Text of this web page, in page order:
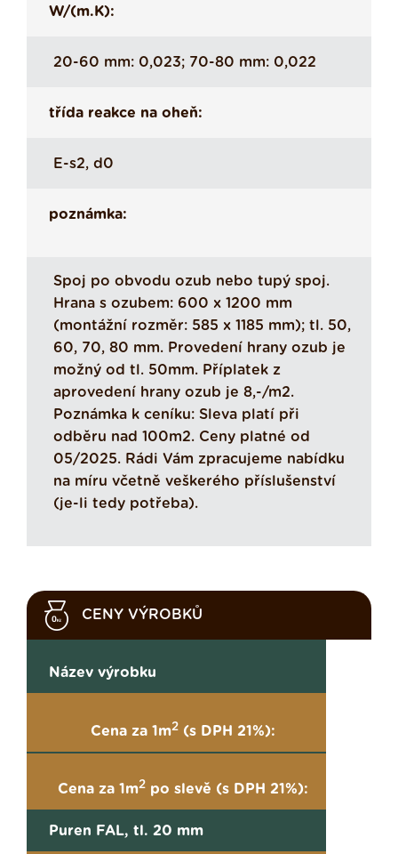
W/(m.K):
20-60 mm: 0,023; 70-80 mm: 0,022
třída reakce na oheň:
E-s2, d0
poznámka:
Spoj po obvodu ozub nebo tupý spoj.
Hrana s ozubem: 600 x 1200 mm
(montážní rozměr: 585 x 1185 mm); tl. 50,
60, 70, 80 mm. Provedení hrany ozub je
možný od tl. 50mm. Příplatek z
aprovedení hrany ozub je 8,-/m2.
Poznámka k ceníku: Sleva platí při
odběru nad 100m2. Ceny platné od
05/2025. Rádi Vám zpracujeme nabídku
na míru včetně veškerého příslušenství
(je-li tedy potřeba).
CENY VÝROBKŮ
Název výrobku
Cena za 1m2 (s DPH 21%):
Cena za 1m2 po slevě (s DPH 21%):
Puren FAL, tl. 20 mm